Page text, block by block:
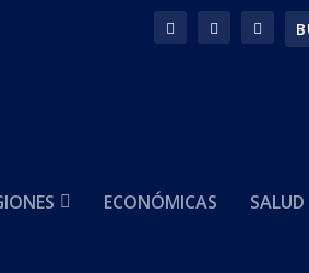
ECONÓMICAS SALUD